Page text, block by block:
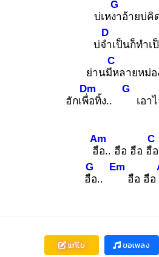
บ่เหงา
G
อ้ายบ่คิ
บ่จำ
D
เป็นก็ทำเ
ย่านมีห
C
ลายหม่อ
ฮักเพื่อ
Dm
ทิ้ง..
G
เอา
ฮือ
Am
.. ฮือ ฮือ ฮือ
C
ฮือ
G
..
Em
ฮือ ฮือ
แก้ไข ขอเพลง